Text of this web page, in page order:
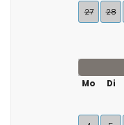
27 28
Mo
Di